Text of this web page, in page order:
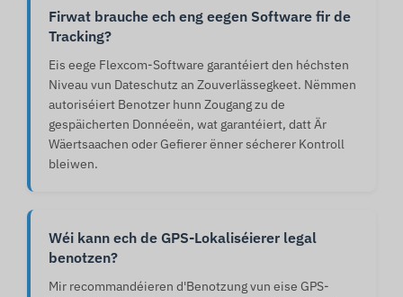
Firwat brauche ech eng eegen Software fir de
Tracking?
Eis eege Flexcom-Software garantéiert den héchsten
Niveau vun Dateschutz an Zouverlässegkeet. Nëmmen
autoriséiert Benotzer hunn Zougang zu de
gespäicherten Donnéeën, wat garantéiert, datt Är
Wäertsaachen oder Gefierer ënner sécherer Kontroll
bleiwen.
Wéi kann ech de GPS-Lokaliséierer legal
benotzen?
Mir recommandéieren d'Benotzung vun eise GPS-